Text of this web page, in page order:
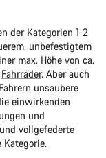
der Kategorien 1-2
unbefestigtem
max. Höhe von ca.
Fahrräder. Aber auch
unsaubere
einwirkenden
und
und vollgefederte